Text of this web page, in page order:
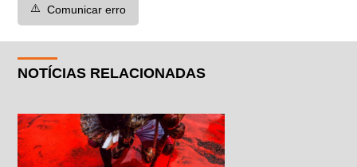
⚠️ Comunicar erro
NOTÍCIAS RELACIONADAS